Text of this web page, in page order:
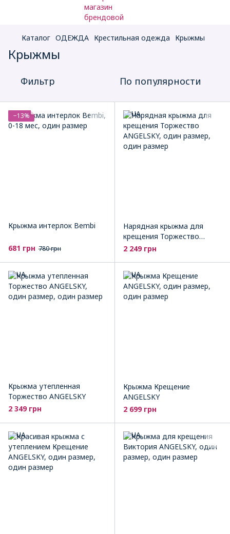
Каталог ОДЕЖДА Крестильная одежда Крыжмы
Крыжмы
Фильтр По популярности
−13%
Крыжма интерлок Bembi
681 грн 780 грн
Нарядная крыжма для
крещения Торжество
ANGELSKY
2 249 грн
Крыжма утепленная
Торжество ANGELSKY
2 349 грн
Крыжма Крещение
ANGELSKY
2 699 грн